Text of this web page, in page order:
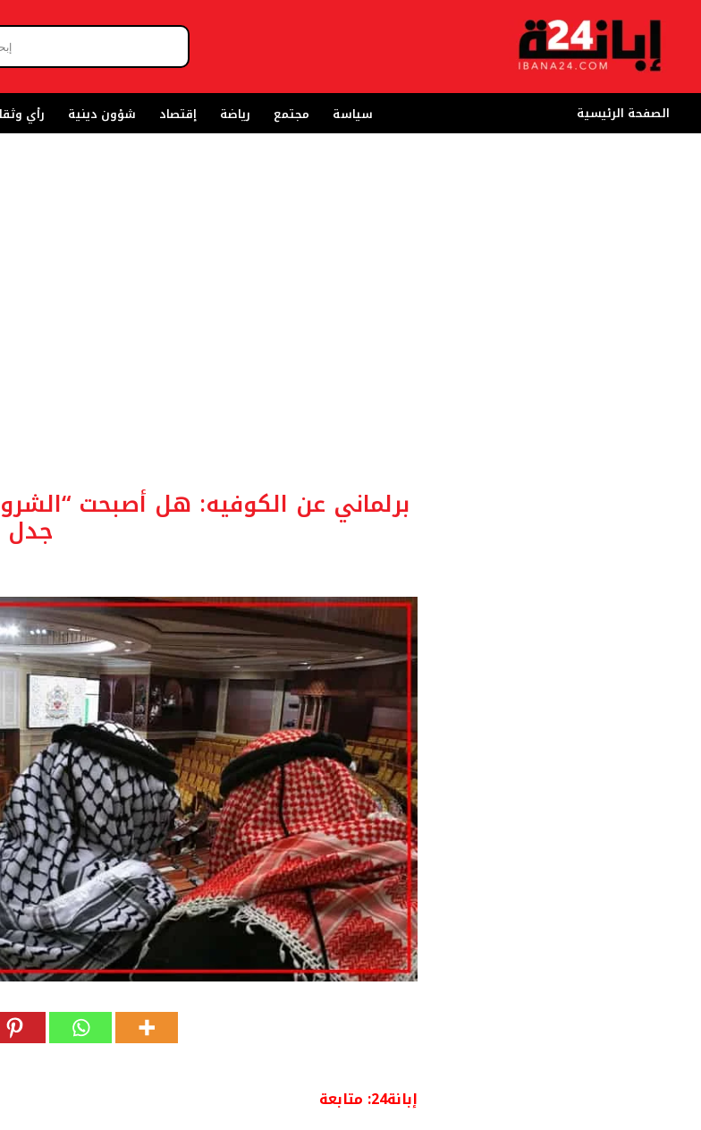
المحتوى
الصفحة الرئيسية سياسة مجتمع رياضة إقتصاد شؤون دينية رأي
برلماني عن الكوفيه: هل أصبحت
جدل
إبانة24: متابعة